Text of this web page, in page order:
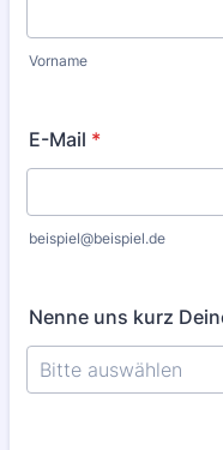
Vorname
E-Mail *
beispiel@beispiel.de
Nenne uns kurz